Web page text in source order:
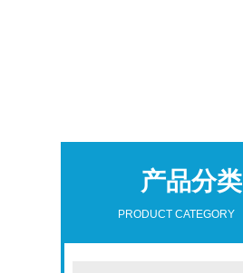
产品分类
PRODUCT CATEGORY